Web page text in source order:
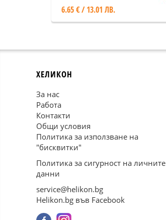
6.65 € / 13.01 ЛВ.
ХЕЛИКОН
За нас
Работа
Контакти
Общи условия
Политика за използване на
"бисквитки"
Политика за сигурност на личните
данни
service@helikon.bg
Helikon.bg във Facebook